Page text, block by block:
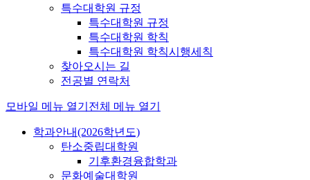
특수대학원 규정
특수대학원 규정
특수대학원 학칙
특수대학원 학칙시행세칙
찾아오시는 길
전공별 연락처
모바일 메뉴 열기 전체 메뉴 열기
학과안내(2026학년도)
탄소중립대학원
기후환경융합학과
문화예술대학원